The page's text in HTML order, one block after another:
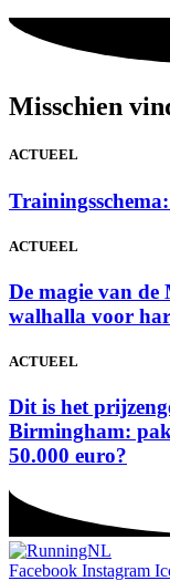
Misschien
ACTUEEL
ACTUEEL
De magie van de
walhalla voor
ACTUEEL
Dit is het
Birmingham:
50.000 euro?
Facebook Instagram